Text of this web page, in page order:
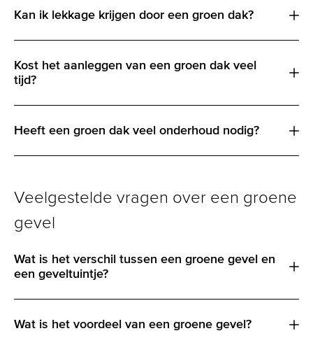
Kan ik lekkage krijgen door een groen dak?
Kost het aanleggen van een groen dak veel
tijd?
Heeft een groen dak veel onderhoud nodig?
Veelgestelde vragen over een groene
gevel
Wat is het verschil tussen een groene gevel en
een geveltuintje?
Wat is het voordeel van een groene gevel?